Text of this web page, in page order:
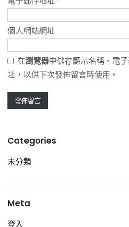
個人網站網址
在瀏覽器中儲存顯示名稱、電
址，以供下次發佈留言時使用。
Categories
未分類
Meta
登入